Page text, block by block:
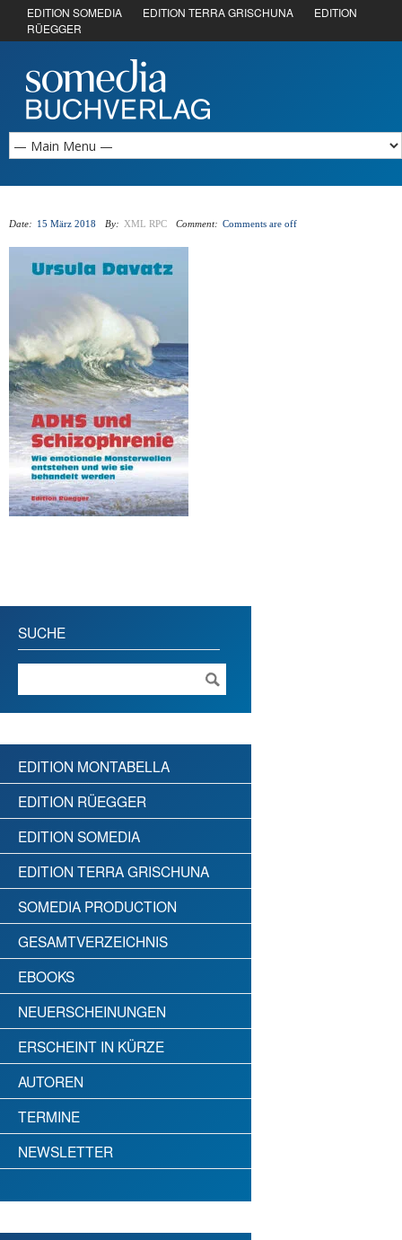
EDITION SOMEDIA EDITION TERRA GRISCHUNA
EDITION
RÜEGGER
Date: 15 März 2018 By: XML RPC Comment: Comments are off
SUCHE
EDITION MONTABELLA
EDITION RÜEGGER
EDITION SOMEDIA
EDITION TERRA GRISCHUNA
SOMEDIA PRODUCTION
GESAMTVERZEICHNIS
EBOOKS
NEUERSCHEINUNGEN
ERSCHEINT IN KÜRZE
AUTOREN
TERMINE
NEWSLETTER